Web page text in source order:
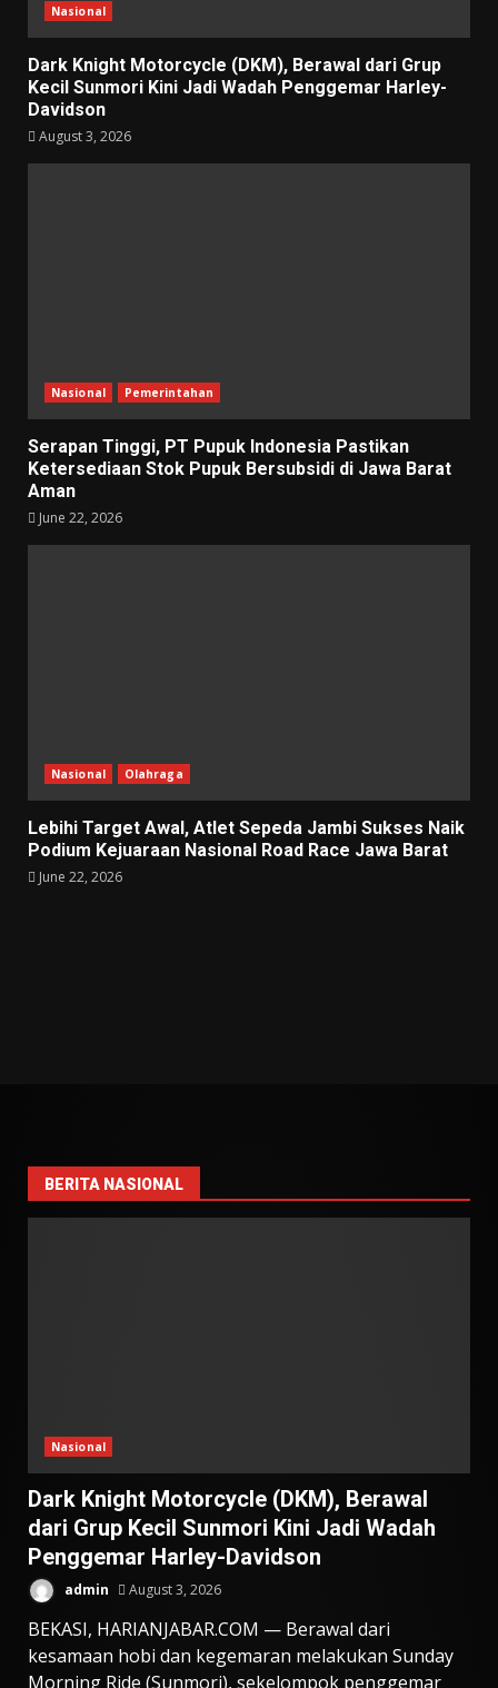
Nasional
Dark Knight Motorcycle (DKM), Berawal dari Grup
Kecil Sunmori Kini Jadi Wadah Penggemar Harley-
Davidson
August 3, 2026
Nasional Pemerintahan
Serapan Tinggi, PT Pupuk Indonesia Pastikan
Ketersediaan Stok Pupuk Bersubsidi di Jawa Barat
Aman
June 22, 2026
Nasional Olahraga
Lebihi Target Awal, Atlet Sepeda Jambi Sukses Naik
Podium Kejuaraan Nasional Road Race Jawa Barat
June 22, 2026
BERITA NASIONAL
Nasional
Dark Knight Motorcycle (DKM), Berawal
dari Grup Kecil Sunmori Kini Jadi Wadah
Penggemar Harley-Davidson
admin August 3, 2026
BEKASI, HARIANJABAR.COM — Berawal dari
kesamaan hobi dan kegemaran melakukan Sunday
Morning Ride (Sunmori), sekelompok penggemar